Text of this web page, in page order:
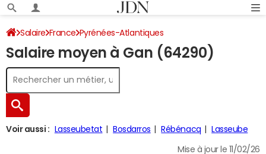
Salaire France Pyrénées-Atlantiques
Salaire moyen à Gan (64290)
Voir aussi : Lasseubetat Bosdarros Rébénacq Lasseube
Mise à jour le 11/02/26